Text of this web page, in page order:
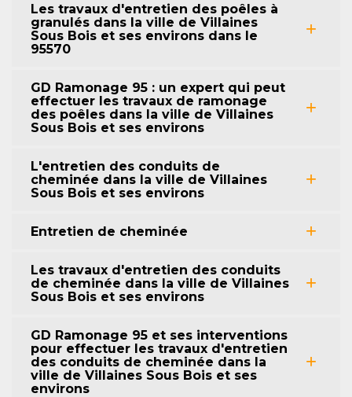
Les travaux d'entretien des poêles à
granulés dans la ville de Villaines
Sous Bois et ses environs dans le
95570
GD Ramonage 95 : un expert qui peut
effectuer les travaux de ramonage
des poêles dans la ville de Villaines
Sous Bois et ses environs
L'entretien des conduits de
cheminée dans la ville de Villaines
Sous Bois et ses environs
Entretien de cheminée
Les travaux d'entretien des conduits
de cheminée dans la ville de Villaines
Sous Bois et ses environs
GD Ramonage 95 et ses interventions
pour effectuer les travaux d'entretien
des conduits de cheminée dans la
ville de Villaines Sous Bois et ses
environs